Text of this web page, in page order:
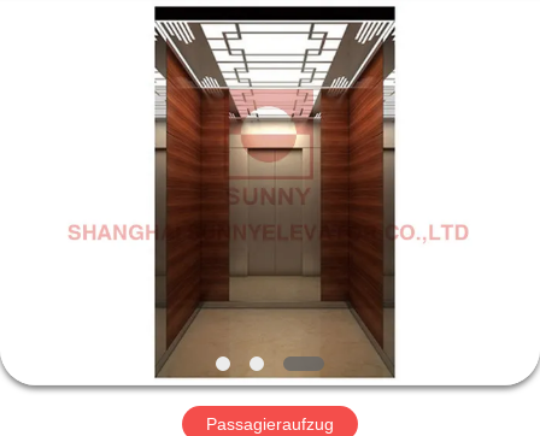
PRODUKTE
ÜBER
UNS
Passagieraufzug